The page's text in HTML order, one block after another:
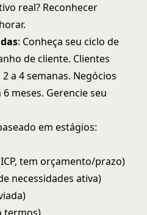
real? Reconhecer
: Conheça seu ciclo de
de cliente. Clientes
a 4 semanas. Negócios
meses. Gerencie seu
em estágios:
tem orçamento/prazo)
necessidades ativa)